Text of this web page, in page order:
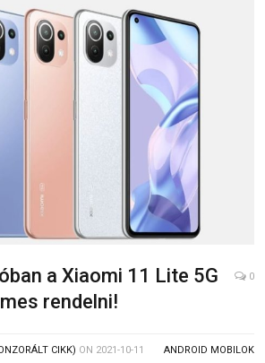
a Xiaomi 11 Lite 5G
rendelni!
0
CIKK) ON 2021-10-11 ANDROID MOBILOK